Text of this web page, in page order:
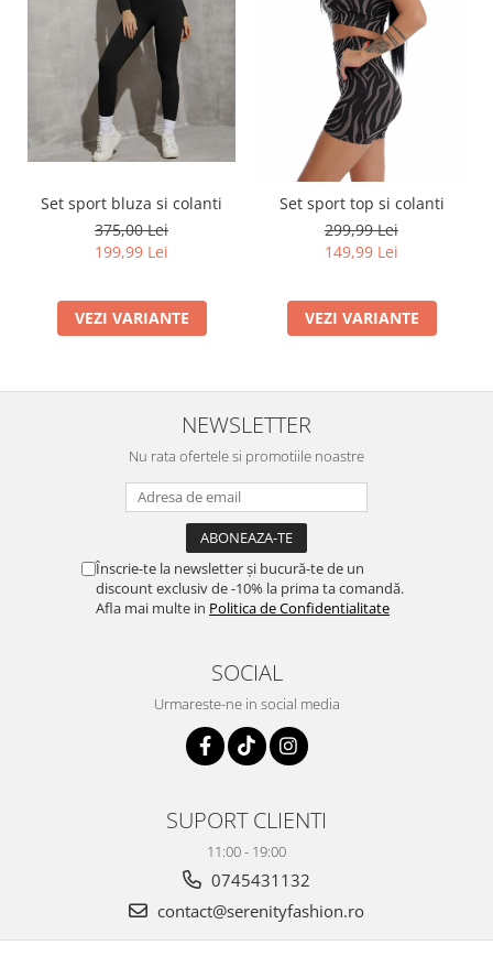
Set sport bluza si colanti
375,00 Lei
199,99 Lei
VEZI VARIANTE
Set sport top si colanti
299,99 Lei
149,99 Lei
VEZI VARIANTE
NEWSLETTER
Nu rata ofertele si promotiile noastre
Înscrie-te la newsletter și bucură-te de un
discount exclusiv de -10% la prima ta comandă.
Afla mai multe in Politica de Confidentialitate
SOCIAL
Urmareste-ne in social media
SUPORT CLIENTI
11:00 - 19:00
0745431132
contact@serenityfashion.ro